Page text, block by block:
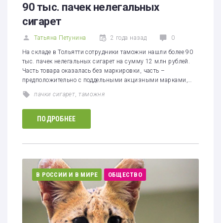
90 тыс. пачек нелегальных
сигарет
Татьяна Петунина 2 года назад 0
На складе в Тольятти сотрудники таможни нашли более 90
тыс. пачек нелегальных сигарет на сумму 12 млн рублей.
Часть товара оказалась без маркировки, часть –
предположительно с поддельными акцизными марками,…
пачки сигарет,таможня
ПОДРОБНЕЕ
В РОССИИ И В МИРЕ ОБЩЕСТВО